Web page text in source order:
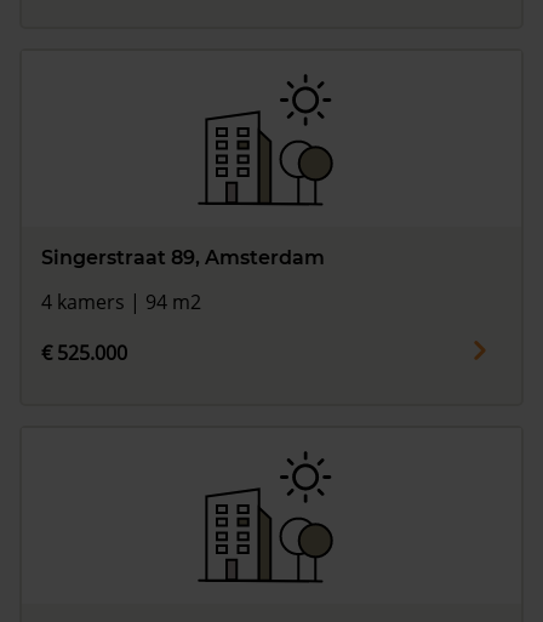
Singerstraat 89, Amsterdam
4 kamers | 94 m2
€ 525.000